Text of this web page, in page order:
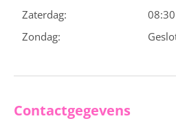
Zaterdag:
Zondag:
Contactgegevens